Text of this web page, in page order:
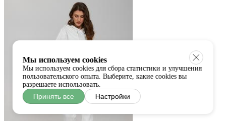
Мы используем cookies
Мы используем cookies для сбора статистики и улучшения
пользовательского опыта. Выберите, какие cookies вы
разрешаете использовать.
Принять все Настройки